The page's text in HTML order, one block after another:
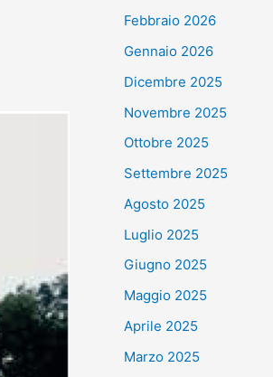
Febbraio 2026
Gennaio 2026
Dicembre 2025
Novembre 2025
Ottobre 2025
Settembre 2025
Agosto 2025
Luglio 2025
Giugno 2025
Maggio 2025
Aprile 2025
Marzo 2025